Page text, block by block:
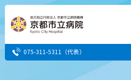
075-311-5311 （代表）